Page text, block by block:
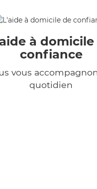
à domicile
confiance
vous
quotidien